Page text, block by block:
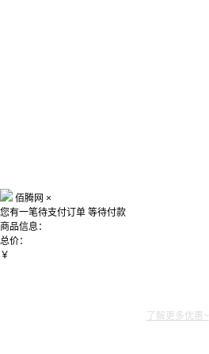
佰腾网 ×
您有一笔待支付订单 等待付款
商品信息：
总价：
￥
了解更多优惠~